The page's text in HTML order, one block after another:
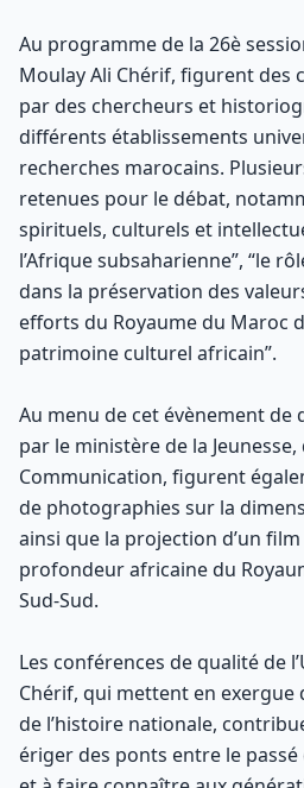
Au programme de la 26è
Moulay Ali Chérif, figurent des
par des chercheurs et
différents établissements
recherches marocains.
retenues pour le débat,
spirituels, culturels et
l’Afrique subsaharienne”, “le
dans la préservation des
efforts du Royaume du Maroc
patrimoine culturel africain”.
Au menu de cet évènement de
par le ministère de la
Communication, figurent
de photographies sur la
ainsi que la projection d’un
profondeur africaine du
Sud-Sud.
Les conférences de qualité de
Chérif, qui mettent en exergue
de l’histoire nationale,
ériger des ponts entre le